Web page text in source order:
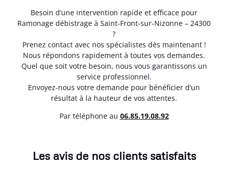
Besoin d’une intervention rapide et efficace pour
Ramonage débistrage à Saint-Front-sur-Nizonne – 24300
?
Prenez contact avec nos spécialistes dès maintenant !
Nous répondons rapidement à toutes vos demandes.
Quel que soit votre besoin, nous vous garantissons un
service professionnel.
Envoyez-nous votre demande pour bénéficier d’un
résultat à la hauteur de vos attentes.
Par téléphone au 06.85.19.08.92
Les avis de nos clients satisfaits